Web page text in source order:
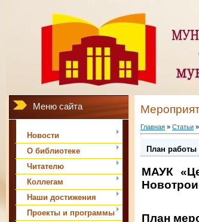
Меню сайта
Новости
О библиотеке
Читателю
Коллегам
Наши достижения
Проекты и программы
Главная » Статьи »
План работы
МАУК
План